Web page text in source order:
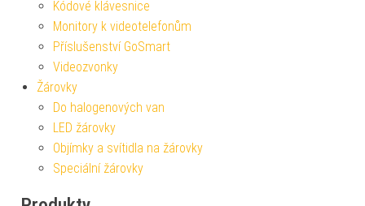
Kódové klávesnice
Monitory k videotelefonům
Příslušenství GoSmart
Videozvonky
Žárovky
Do halogenových van
LED žárovky
Objímky a svítidla na žárovky
Speciální žárovky